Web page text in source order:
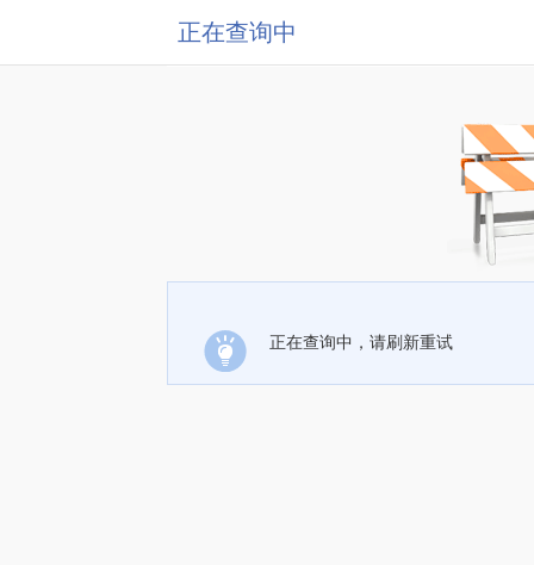
正在查询中
正在查询中，请刷新重试